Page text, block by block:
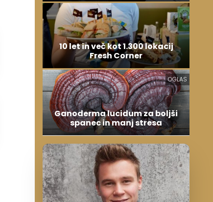
10 let in več kot 1.300 lokacij
Fresh Corner
OGLAS
Ganoderma lucidum za boljši
spanec in manj stresa